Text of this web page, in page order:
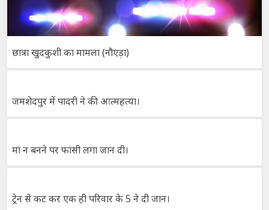
छात्रा खुदकुशी का मामला (नौएड़ा)
जमशेदपुर में पादरी ने की आत्महत्या।
मां न बनने पर फांसी लगा जान दी।
ट्रेन से कट कर एक ही परिवार के 5 ने दी जान।